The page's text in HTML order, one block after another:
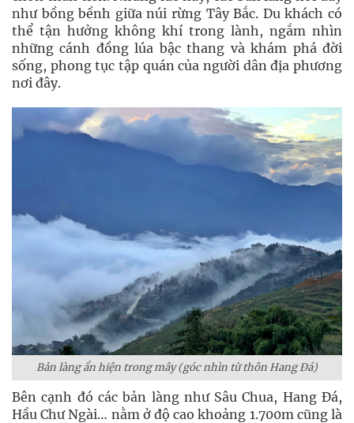
như bồng bềnh giữa núi rừng Tây Bắc. Du khách có
thể tận hưởng không khí trong lành, ngắm nhìn
những cánh đồng lúa bậc thang và khám phá đời
sống, phong tục tập quán của người dân địa phương
nơi đây.
Bản làng ẩn hiện trong mây (góc nhìn từ thôn Hang Đá)
Bên cạnh đó các bản làng như Sâu Chua, Hang Đá,
Hầu Chư Ngài… nằm ở độ cao khoảng 1.700m cũng là